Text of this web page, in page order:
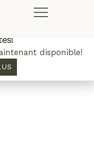
de rabais.
disponible!